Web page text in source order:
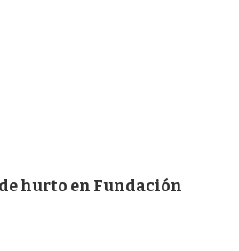
hurto en Fundación